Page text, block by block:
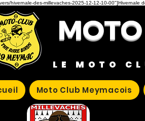
hivernale-des-millevaches-2025-12-12-10-
LE MOTO
Moto Club Meymacois